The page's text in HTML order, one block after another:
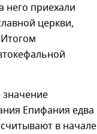
него приехали
церкви,
значение
Епифания едва
в начале